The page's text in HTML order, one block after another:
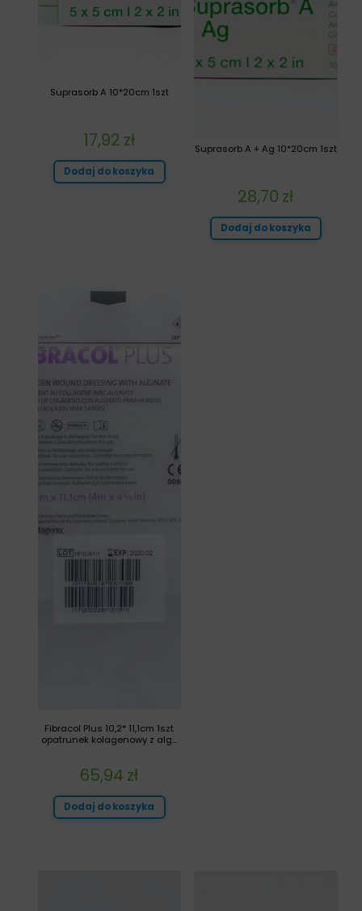
Suprasorb A + Ag 10*20cm 1szt
28,70 zł
Dodaj do koszyka
Suprasorb A 10*20cm 1szt
17,92 zł
Dodaj do koszyka
Fibracol Plus 10,2* 11,1cm 1szt
opatrunek kolagenowy z alg...
65,94 zł
Dodaj do koszyka